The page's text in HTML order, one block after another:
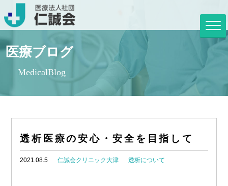
医療ブログ
MedicalBlog
透析医療の安心・安全を目指して
2021.08.5 仁誠会クリニック大津 透析について